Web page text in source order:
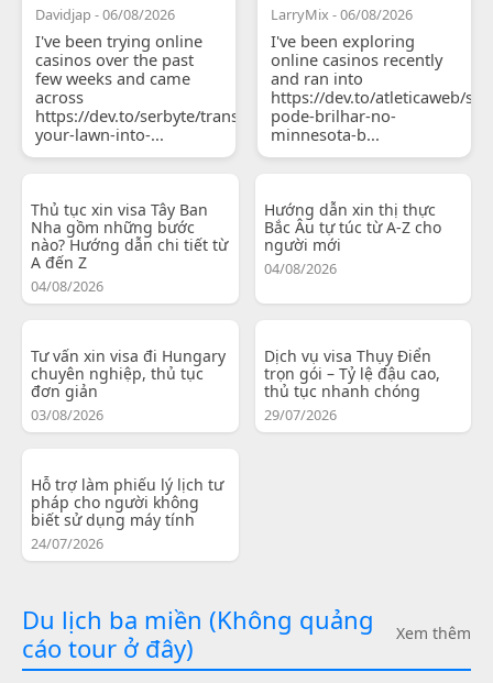
Davidjap - 06/08/2026
I've been trying online
casinos over the past
few weeks and came
across
https://dev.to/serbyte/transform-
your-lawn-into-...
LarryMix - 06/08/2026
I've been exploring
online casinos recently
and ran into
https://dev.to/atleticaweb/
pode-brilhar-no-
minnesota-b...
Thủ tục xin visa Tây Ban
Nha gồm những bước
nào? Hướng dẫn chi tiết từ
A đến Z
04/08/2026
Hướng dẫn xin thị thực
Bắc Âu tự túc từ A-Z cho
người mới
04/08/2026
Tư vấn xin visa đi Hungary
chuyên nghiệp, thủ tục
đơn giản
03/08/2026
Dịch vụ visa Thụy Điển
trọn gói – Tỷ lệ đậu cao,
thủ tục nhanh chóng
29/07/2026
Hỗ trợ làm phiếu lý lịch tư
pháp cho người không
biết sử dụng máy tính
24/07/2026
Du lịch ba miền (Không quảng
cáo tour ở đây)
Xem thêm